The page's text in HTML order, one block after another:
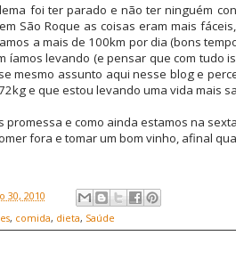
foi ter parado e não ter ninguém
São Roque as coisas eram mais
a mais de 100km por dia (bons
íamos levando (e pensar que com tudo
mesmo assunto aqui nesse blog e
e que estou levando uma vida mais
promessa e como ainda estamos na
fora e tomar um bom vinho, afinal
30, 2010
, comida, dieta, Saúde